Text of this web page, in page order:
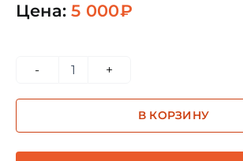
Цена:5 000₽
товара
В КОРЗИНУ